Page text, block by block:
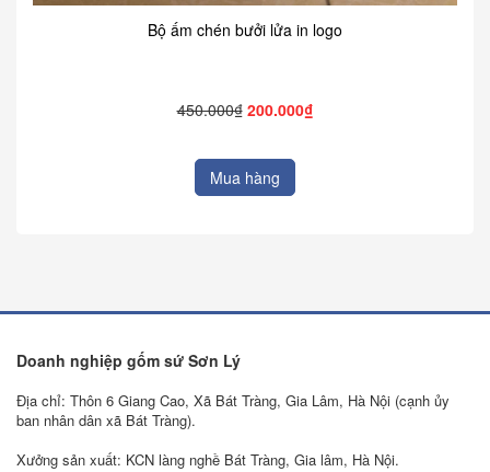
Bộ ấm chén bưởi lửa in logo
450.000₫ 200.000₫
Mua hàng
Doanh nghiệp gốm sứ Sơn Lý
Địa chỉ: Thôn 6 Giang Cao, Xã Bát Tràng, Gia Lâm, Hà Nội (cạnh ủy
ban nhân dân xã Bát Tràng).
Xưởng sản xuất: KCN làng nghề Bát Tràng, Gia lâm, Hà Nội.